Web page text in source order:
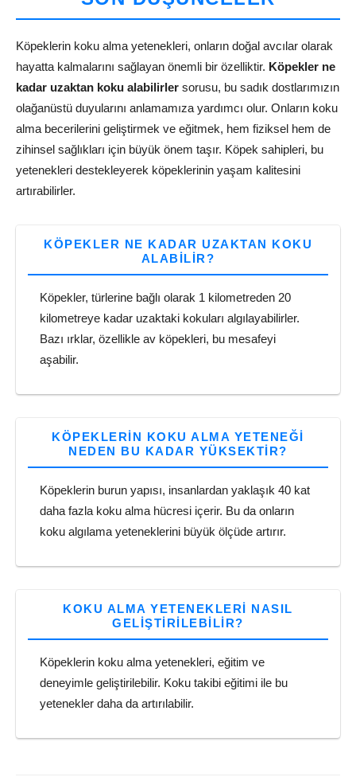
Köpeklerin koku alma yetenekleri, onların doğal avcılar olarak
hayatta kalmalarını sağlayan önemli bir özelliktir. Köpekler ne
kadar uzaktan koku alabilirler sorusu, bu sadık dostlarımızın
olağanüstü duyularını anlamamıza yardımcı olur. Onların koku
alma becerilerini geliştirmek ve eğitmek, hem fiziksel hem de
zihinsel sağlıkları için büyük önem taşır. Köpek sahipleri, bu
yetenekleri destekleyerek köpeklerinin yaşam kalitesini
artırabilirler.
KÖPEKLER NE KADAR UZAKTAN KOKU
ALABILIR?
Köpekler, türlerine bağlı olarak 1 kilometreden 20
kilometreye kadar uzaktaki kokuları algılayabilirler.
Bazı ırklar, özellikle av köpekleri, bu mesafeyi
aşabilir.
KÖPEKLERIN KOKU ALMA YETENEĞI
NEDEN BU KADAR YÜKSEKTIR?
Köpeklerin burun yapısı, insanlardan yaklaşık 40 kat
daha fazla koku alma hücresi içerir. Bu da onların
koku algılama yeteneklerini büyük ölçüde artırır.
KOKU ALMA YETENEKLERI NASIL
GELIŞTIRILEBILIR?
Köpeklerin koku alma yetenekleri, eğitim ve
deneyimle geliştirilebilir. Koku takibi eğitimi ile bu
yetenekler daha da artırılabilir.